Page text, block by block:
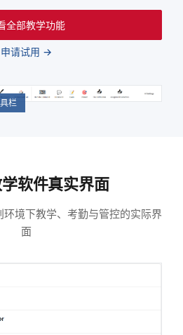
全部教学功能
申请试用 →
栏
软件真实界面
境下教学、考勤与管控的实际界
面